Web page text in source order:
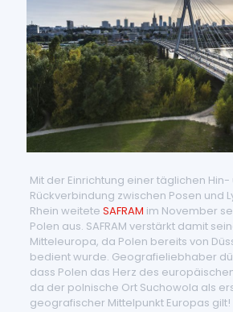
Mit der Einrichtung einer täglichen Hin-
Rückverbindung zwischen Posen und
Rhein weitete SAFRAM im November
Polen aus. SAFRAM verstärkt damit
Mitteleuropa, da Polen bereits von
bedient wurde. Geografieliebhaber
dass Polen das Herz des
da der polnische Ort Suchowola als
geografischer Mittelpunkt Europas gilt!